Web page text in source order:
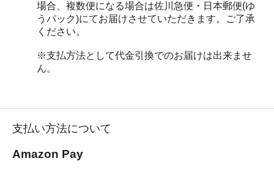
場合、複数便になる場合は佐川急便・日本郵便(ゆ
うパック)にてお届けさせていただきます。ご了承
ください。
※支払方法として代金引換でのお届けは出来ませ
ん。
支払い方法について
Amazon Pay